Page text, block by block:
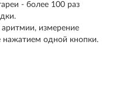
- более 100 раз
измерение
нажатием одной кнопки.